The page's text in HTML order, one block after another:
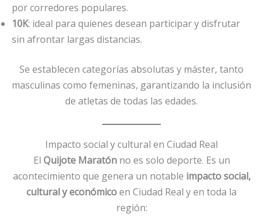
por corredores populares.
10K: ideal para quienes desean participar y disfrutar
sin afrontar largas distancias.
Se establecen categorías absolutas y máster, tanto
masculinas como femeninas, garantizando la inclusión
de atletas de todas las edades.
Impacto social y cultural en Ciudad Real
El Quijote Maratónno es solo deporte. Es un
acontecimiento que genera un notable impacto social,
cultural y económicoen Ciudad Real y en toda la
región: